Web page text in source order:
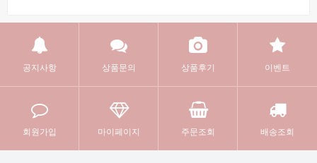
공지사항 상품문의 상품후기 이벤트
회원가입 마이페이지 주문조회 배송조회